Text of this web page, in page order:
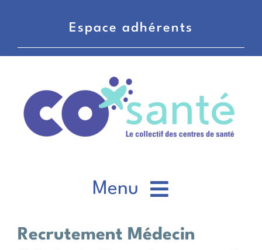
Espace adhérents
Menu
CO’santé
Recrutement Médecin